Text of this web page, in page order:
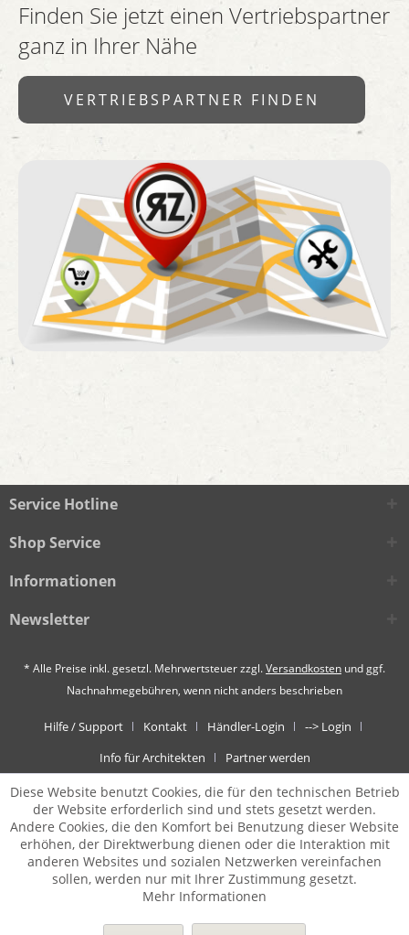
Finden Sie jetzt einen Vertriebspartner
ganz in Ihrer Nähe
VERTRIEBSPARTNER FINDEN
Service Hotline
Shop Service
Informationen
Newsletter
* Alle Preise inkl. gesetzl. Mehrwertsteuer zzgl.Versandkosten und ggf.
Nachnahmegebühren, wenn nicht anders beschrieben
Hilfe / Support Kontakt Händler-Login
--> Login
Info für Architekten
Partner werden
Diese Website benutzt Cookies, die für den technischen Betrieb
der Website erforderlich sind und stets gesetzt werden.
Andere Cookies, die den Komfort bei Benutzung dieser Website
erhöhen, der Direktwerbung dienen oder die Interaktion mit
anderen Websites und sozialen Netzwerken vereinfachen
sollen, werden nur mit Ihrer Zustimmung gesetzt.
Mehr Informationen